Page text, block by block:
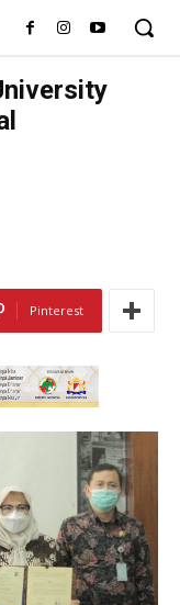
Pinterest